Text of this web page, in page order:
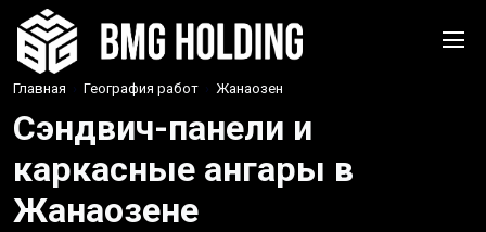
Главная › География работ › Жанаозен
Сэндвич-панели и
каркасные ангары в
Жанаозене